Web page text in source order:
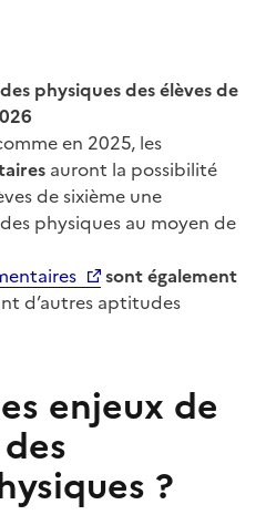
physiques des élèves de
en 2025, les
auront la possibilité
de sixième une
physiques au moyen de
sont également
d’autres aptitudes
enjeux de
?